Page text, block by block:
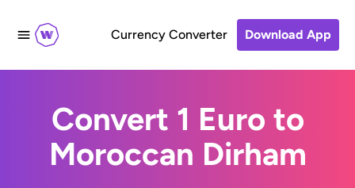
Currency Converter Download App
Convert 1 Euro to
Moroccan Dirham